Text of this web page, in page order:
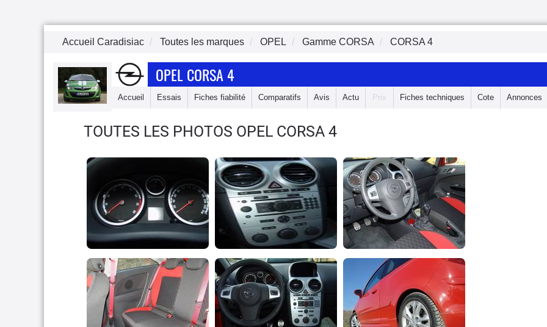
Accueil Caradisiac Toutes les marques OPEL Gamme CORSA CORSA 4
OPEL CORSA 4
Accueil Essais Fiches fiabilité Comparatifs Avis Actu Prix Fiches techniques Cote Annonces
TOUTES LES PHOTOS OPEL CORSA 4